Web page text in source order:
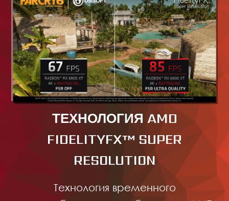
ТЕХНОЛОГИЯ AMD
FIDELITYFX™ SUPER
RESOLUTION
Технология временного